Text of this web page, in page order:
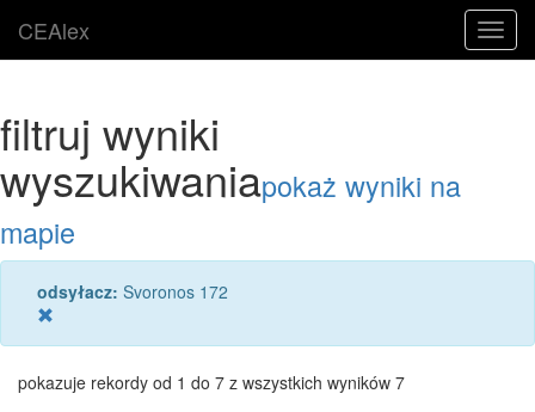
CEAlex
filtruj wyniki
wyszukiwaniapokaż wyniki na
mapie
odsyłacz: Svoronos 172
pokazuje rekordy od 1 do 7 z wszystkich wyników 7